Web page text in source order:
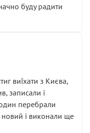
буду радити
виїхати з Києва,
записали і
перебрали
новий і виконали ще